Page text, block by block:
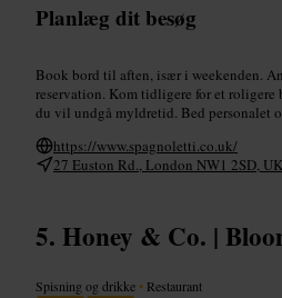
Planlæg dit besøg
Book bord til aften, især i weekenden.
reservation. Kom tidligere for et
du vil undgå myldretid. Bed personalet
https://www.spagnoletti.co.uk/
27 Euston Rd., London NW1 2SD, UK
Honey & Co. |
Spisning og drikke • Restaurant